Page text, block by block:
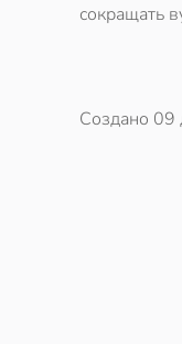
сокращать
Создано 09